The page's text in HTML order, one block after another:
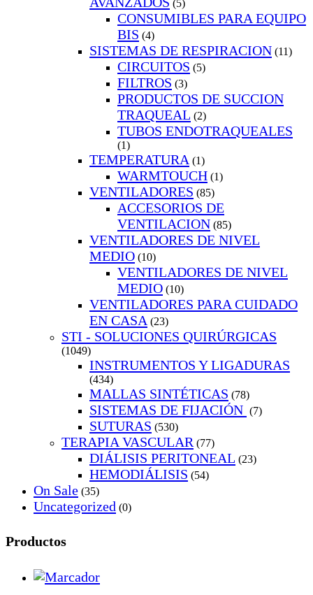
(5)
CONSUMIBLES PARA EQUIPO
BIS (4)
SISTEMAS DE RESPIRACION (11)
CIRCUITOS (5)
FILTROS (3)
PRODUCTOS DE SUCCION
TRAQUEAL (2)
TUBOS ENDOTRAQUEALES
(1)
TEMPERATURA (1)
WARMTOUCH (1)
VENTILADORES (85)
ACCESORIOS DE
VENTILACION (85)
VENTILADORES DE NIVEL
MEDIO (10)
VENTILADORES DE NIVEL
MEDIO (10)
VENTILADORES PARA CUIDADO
EN CASA (23)
STI - SOLUCIONES QUIRÚRGICAS
(1049)
INSTRUMENTOS Y LIGADURAS
(434)
MALLAS SINTÉTICAS (78)
SISTEMAS DE FIJACIÓN (7)
SUTURAS (530)
TERAPIA VASCULAR (77)
DIÁLISIS PERITONEAL (23)
HEMODIÁLISIS (54)
On Sale (35)
Uncategorized (0)
Productos